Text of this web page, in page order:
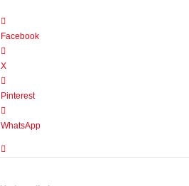
Facebook
X
Pinterest
WhatsApp